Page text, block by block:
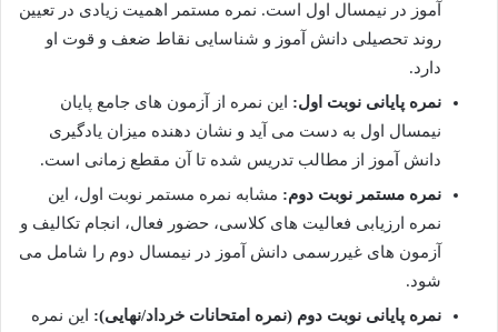
آموز در نیمسال اول است. نمره مستمر اهمیت زیادی در تعیین
روند تحصیلی دانش آموز و شناسایی نقاط ضعف و قوت او
دارد.
نمره پایانی نوبت اول: این نمره از آزمون های جامع پایان
نیمسال اول به دست می آید و نشان دهنده میزان یادگیری
دانش آموز از مطالب تدریس شده تا آن مقطع زمانی است.
نمره مستمر نوبت دوم: مشابه نمره مستمر نوبت اول، این
نمره ارزیابی فعالیت های کلاسی، حضور فعال، انجام تکالیف و
آزمون های غیررسمی دانش آموز در نیمسال دوم را شامل می
شود.
نمره پایانی نوبت دوم (نمره امتحانات خرداد/نهایی): این نمره